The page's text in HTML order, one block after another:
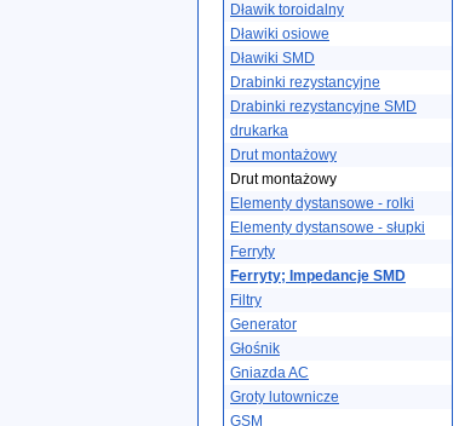
Dławik toroidalny
Dławiki osiowe
Dławiki SMD
Drabinki rezystancyjne
Drabinki rezystancyjne SMD
drukarka
Drut montażowy
Drut montażowy
Elementy dystansowe - rolki
Elementy dystansowe - słupki
Ferryty
Ferryty; Impedancje SMD
Filtry
Generator
Głośnik
Gniazda AC
Groty lutownicze
GSM